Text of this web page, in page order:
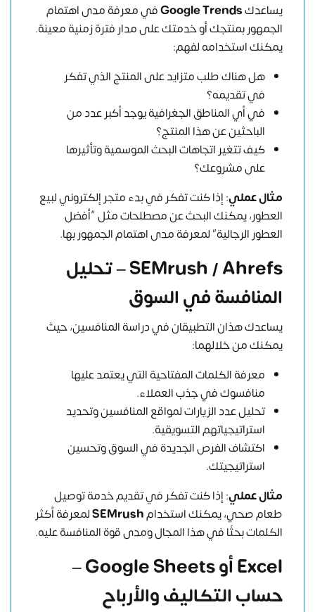
يساعدكGoogle Trendsفي معرفة مدى اهتمام
الجمهور بمنتجك أو خدمتك على مدار فترة زمنية معينة.
يمكنك استخدامه لفهم:
هل هناك طلب متزايد على المنتج الذي تفكر
في تقديمه؟
في أي المناطق الجغرافية يوجد أكبر عدد من
الباحثين عن هذا المنتج؟
كيف تتغير اتجاهات البحث الموسمية وتأثيرها
على مشروعك؟
مثال عملي: إذا كنت تفكر في بدء متجر إلكتروني لبيع
العطور، يمكنك البحث عن مصطلحات مثل “أفضل
العطور الرجالية” لمعرفة مدى اهتمام الجمهور بها.
SEMrush / Ahrefs – تحليل
المنافسة في السوق
يساعدك هذان التطبيقان في دراسة المنافسين، حيث
يمكنك من خلالهما:
معرفة الكلمات المفتاحية التي يعتمد عليها
منافسوك في جذب العملاء.
تحليل عدد الزيارات لمواقع المنافسين وتحديد
استراتيجياتهم التسويقية.
اكتشاف الفرص الجديدة في السوق وتحسين
استراتيجيتك.
مثال عملي: إذا كنت تفكر في تقديم خدمة توصيل
طعام صحي، يمكنك استخدامSEMrushلمعرفة أكثر
الكلمات بحثًا في هذا المجال ومدى قوة المنافسة عليه.
Excel أو Google Sheets –
حساب التكاليف والأرباح